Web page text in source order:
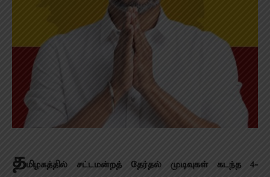
தமிழகத்தில் சட்டமன்றத் தேர்தல் முடிவுகள் கடந்த 4-